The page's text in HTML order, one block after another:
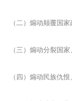
（二）煽动颠覆国
（三）煽动分裂国
（四）煽动民族仇